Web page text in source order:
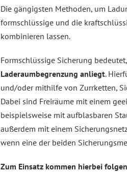
Die gängigsten Methoden, um
formschlüssige und die
kombinieren lassen.
Formschlüssige Sicherung
Laderaumbegrenzung anliegt.
und/oder mithilfe von Zurrketten,
Dabei sind Freiräume mit einem
beispielsweise mit aufblasbaren
außerdem mit einem
wenn eine der beiden
Zum Einsatz kommen hierbei